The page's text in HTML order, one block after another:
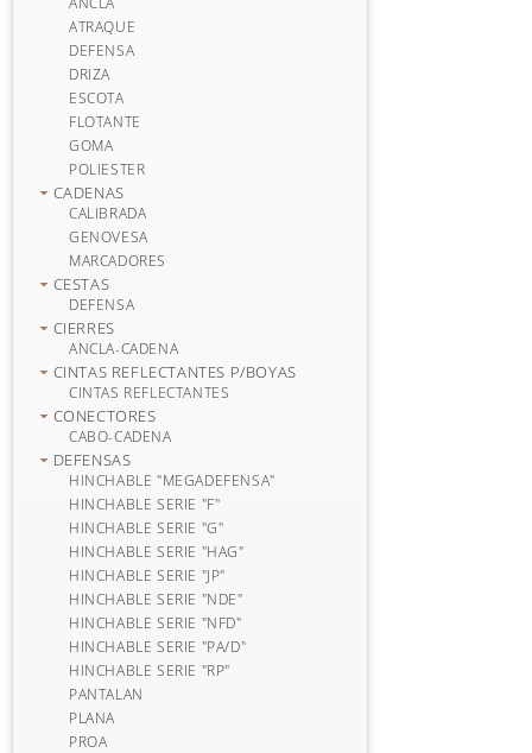
ATRAQUE
DEFENSA
DRIZA
ESCOTA
FLOTANTE
GOMA
POLIESTER
CADENAS
CALIBRADA
GENOVESA
MARCADORES
CESTAS
DEFENSA
CIERRES
ANCLA-CADENA
CINTAS REFLECTANTES P/BOYAS
CINTAS REFLECTANTES
CONECTORES
CABO-CADENA
DEFENSAS
HINCHABLE "MEGADEFENSA"
HINCHABLE SERIE "F"
HINCHABLE SERIE "G"
HINCHABLE SERIE "HAG"
HINCHABLE SERIE "JP"
HINCHABLE SERIE "NDE"
HINCHABLE SERIE "NFD"
HINCHABLE SERIE "PA/D"
HINCHABLE SERIE "RP"
PANTALAN
PLANA
PROA